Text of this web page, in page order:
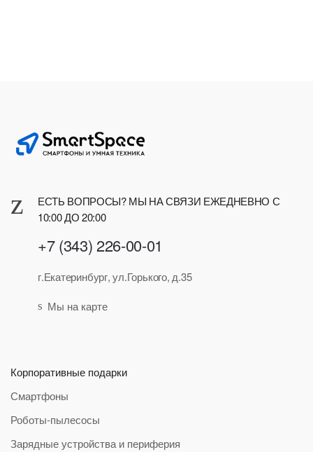
ЕСТЬ ВОПРОСЫ? МЫ НА СВЯЗИ ЕЖЕДНЕВНО С
10:00 ДО 20:00
+7 (343) 226-00-01
г.Екатеринбург, ул.Горького, д.35
Мы на карте
Корпоративные подарки
Смартфоны
Роботы-пылесосы
Зарядные устройства и периферия